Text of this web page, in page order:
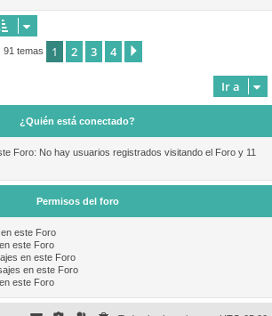
91 temas 1 2 3 4
Ir a
¿Quién está conectado?
Foro: No hay usuarios registrados visitando el Foro y 11
Permisos del foro
este Foro
este Foro
en este Foro
en este Foro
este Foro